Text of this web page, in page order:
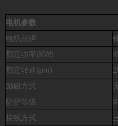
电机参数
电机品牌
额定功率(KW)
额定转速(pm)
励磁方式
防护等级
接线方式